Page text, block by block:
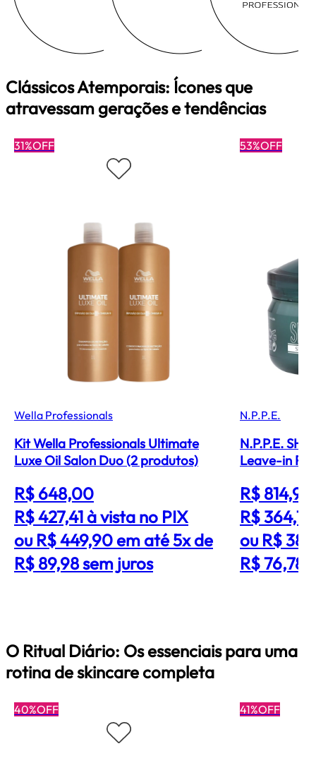
Clássicos Atemporais: Ícones que
atravessam gerações e tendências
31%OFF
Wella Professionals
Kit Wella Professionals Ultimate
Luxe Oil Salon Duo (2 produtos)
R$ 648,00
R$ 427,41à vista no PIX
ou R$ 449,90 em até 5x de
R$ 89,98 sem juros
53%OFF
N.P.P.E.
N.P.P.E.
Leave-in
R$ 814,90
R$ 364,71
ou R$
R$ 76,78
O Ritual Diário: Os essenciais para uma
rotina de skincare completa
40%OFF 41%OFF